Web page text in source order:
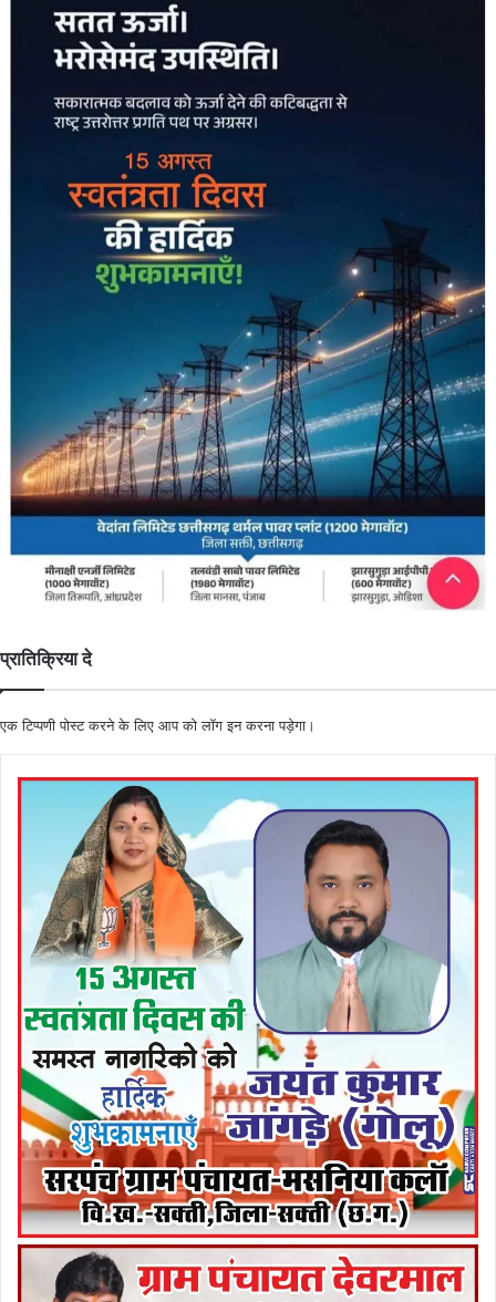
प्रातिक्रिया दे
एक टिप्पणी पोस्ट करने के लिए आप कोलॉग इनकरना पड़ेगा।